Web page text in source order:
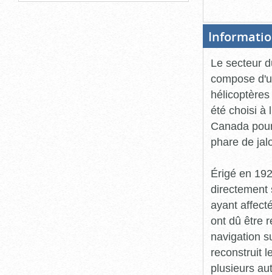
Le secteur
compose
été choisi à
Canada
phare de
Érigé en
directement
ayant
ont dû être
navigation
reconstruit
plusieurs